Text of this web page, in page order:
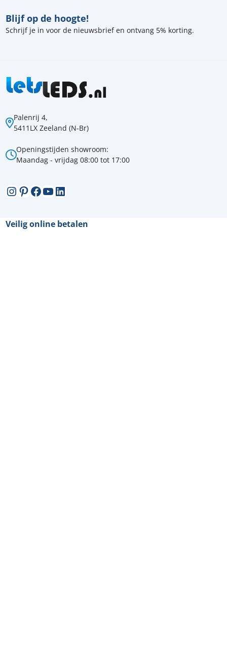
Palenrij 4,
5411LX Zeeland (N-Br)
Openingstijden showroom:
Maandag - vrijdag 08:00 tot 17:00
Instagram
Pinterest
Facebook
YouTube
LinkedIn
Blijf op de hoogte!
Schrijf je in voor de nieuwsbrief en ontvang 5% korting.
Veilig online betalen